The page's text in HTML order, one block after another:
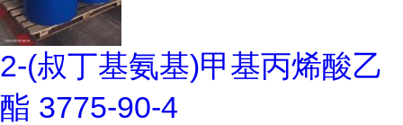
2-(叔丁基氨基)甲基丙烯酸乙
酯 3775-90-4